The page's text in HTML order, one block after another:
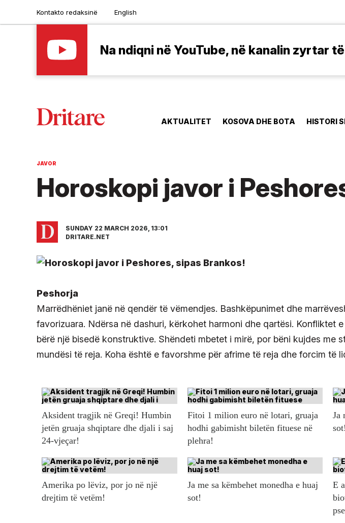
Kontakto redaksinë English
Na ndiqni në YouTube, në kanalin zyrtar
AKTUALITET KOSOVA DHE BOTA HISTORI
JAVOR
Horoskopi javor i
SUNDAY 22 MARCH 2026, 13:01
DRITARE.NET
Peshorja
Marrëdhëniet janë në qendër të vëmendjes. Bashkëpunimet dhe
favorizuara. Ndërsa në dashuri, kërkohet harmoni dhe qartësi. Konfliktet
bërë një bisedë konstruktive. Shëndeti mbetet i mirë, por bëni kujdes me
mundësi të reja. Koha është e favorshme për afrime të reja dhe forcim të
Aksident tragjik në Greqi! Humbin
jetën gruaja shqiptare dhe djali i saj
24-vjeçar!
Fitoi 1 milion euro në lotari, gruaja
hodhi gabimisht biletën fituese në
plehra!
Ja
sot!
Amerika po lëviz, por jo në një
drejtim të vetëm!
Ja me sa këmbehet monedha e huaj
sot!
E
pse